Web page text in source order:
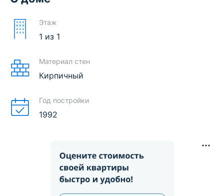
Этаж
1 из 1
Материал стен
Кирпичный
Год постройки
1992